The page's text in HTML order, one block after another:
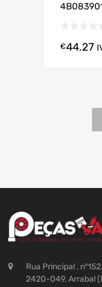
€44.27
Rua Principal ,
2420-049, Arrabal